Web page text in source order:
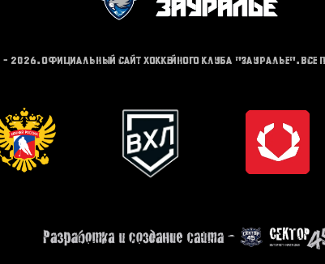
- 2026. Официальный сайт хоккейного клуба "Зауралье".